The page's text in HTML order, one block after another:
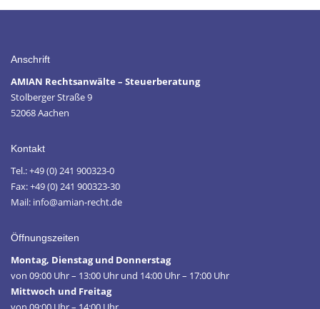
Anschrift
AMIAN Rechtsanwälte – Steuerberatung
Stolberger Straße 9
52068 Aachen
Kontakt
Tel.: +49 (0) 241 900323-0
Fax: +49 (0) 241 900323-30
Mail: info@amian-recht.de
Öffnungszeiten
Montag, Dienstag und Donnerstag
von 09:00 Uhr – 13:00 Uhr und 14:00 Uhr – 17:00 Uhr
Mittwoch und Freitag